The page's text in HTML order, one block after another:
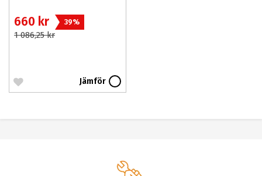
660 kr 39%
1 086,25 kr
Jämför